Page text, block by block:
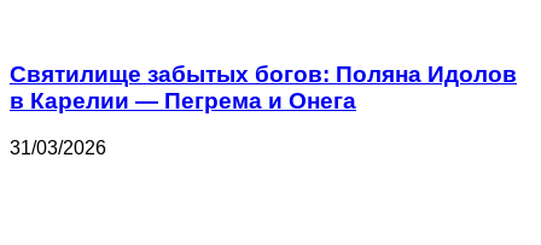
Святилище забытых богов: Поляна Идолов
в Карелии — Пегрема и Онега
31/03/2026